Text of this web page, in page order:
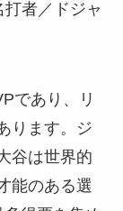
者／ドジャ
であり、リ
ります。ジ
谷は世界的
能のある選